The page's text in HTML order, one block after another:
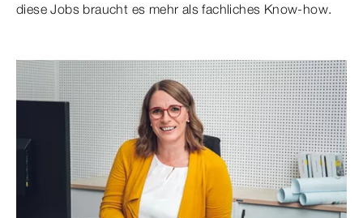
diese Jobs braucht es mehr als fachliches Know-how.